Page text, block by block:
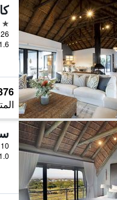
3 نجوم
1.6 كيلومتر عن وسط المدينة
376
1.0 كيلومتر عن وسط المدينة